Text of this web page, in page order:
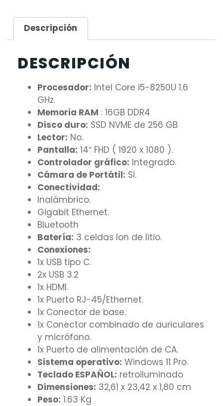
Descripción
DESCRIPCIÓN
Procesador: Intel Core i5-8250U 1.6
GHz.
Memoria RAM : 16GB DDR4
Disco duro: SSD NVME de 256 GB
Lector: No.
Pantalla: 14″ FHD ( 1920 x 1080 ).
Controlador gráfico: Integrado.
Cámara de Portátil: Si.
Conectividad:
Inalámbrico.
Gigabit Ethernet.
Bluetooth
Batería: 3 celdas Ion de litio.
Conexiones:
1x USB tipo C.
2x USB 3.2
1x HDMI.
1x Puerto RJ-45/Ethernet.
1x Conector de base.
1x Conector combinado de auriculares
y micrófono.
1x Puerto de alimentación de CA.
Sistema operativo: Windows 11 Pro.
Teclado ESPAÑOL: retroiluminado
Dimensiones: 32,61 x 23,42 x 1,80 cm
Peso: 1.63 Kg